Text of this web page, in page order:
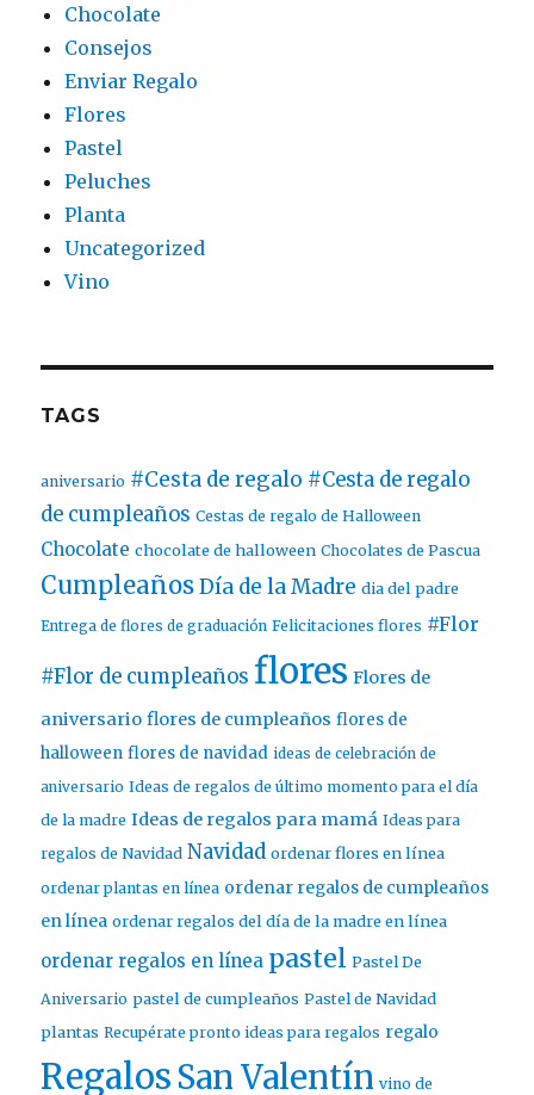
Chocolate
Consejos
Enviar Regalo
Flores
Pastel
Peluches
Planta
Uncategorized
Vino
TAGS
aniversario #Cesta de regalo #Cesta de regalo
de cumpleaños Cestas de regalo de Halloween
Chocolate chocolate de halloween Chocolates de Pascua
Cumpleaños Día de la Madre dia del padre
Entrega de flores de graduación Felicitaciones flores #Flor
#Flor de cumpleaños flores Flores de
aniversario flores de cumpleaños flores de
halloween flores de navidad ideas de celebración de
aniversario Ideas de regalos de último momento para el día
de la madre Ideas de regalos para mamá Ideas para
regalos de Navidad Navidad ordenar flores en línea
ordenar plantas en línea ordenar regalos de cumpleaños
en línea ordenar regalos del día de la madre en línea
ordenar regalos en línea pastel Pastel De
Aniversario pastel de cumpleaños Pastel de Navidad
plantas Recupérate pronto ideas para regalos regalo
Regalos San Valentín vino de